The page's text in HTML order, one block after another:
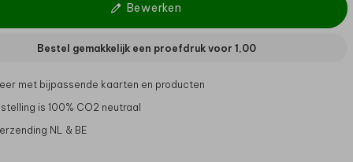
Bewerken
Bestel gemakkelijk een proefdruk voor 1,00
met bijpassende kaarten en producten
is 100% CO2 neutraal
NL & BE